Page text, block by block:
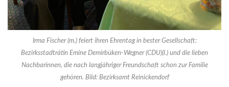
Irma Fischer (m.) feiert ihren Ehrentag in bester Gesellschaft:
Bezirksstadträtin Emine Demirbüken-Wegner (CDU)(l.) und die lieben
Nachbarinnen, die nach langjähriger Freundschaft schon zur Familie
gehören. Bild: Bezirksamt Reinickendorf